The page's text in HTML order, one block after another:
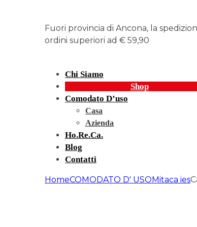
Fuori provincia di Ancona, la
ordini superiori ad € 59,90
Chi Siamo
Shop
Comodato D’uso
Casa
Azienda
Ho.re.ca.
Blog
Contatti
HomeCOMODATO D' USOMitaca ies